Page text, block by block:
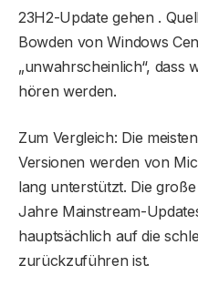
23H2-Update gehen .
Bowden von Windows
„unwahrscheinlich“, dass
hören werden.
Zum Vergleich: Die
Versionen werden von
lang unterstützt. Die
Jahre Mainstream-
hauptsächlich auf die
zurückzuführen ist.